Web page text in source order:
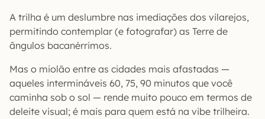
A trilha é um deslumbre nas imediações dos vilarejos,
permitindo contemplar (e fotografar) as Terre de
ângulos bacanérrimos.
Mas o miolão entre as cidades mais afastadas —
aqueles intermináveis 60, 75, 90 minutos que você
caminha sob o sol — rende muito pouco em termos de
deleite visual; é mais para quem está na vibe trilheira.